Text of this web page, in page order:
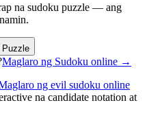
na sudoku puzzle — ang
Puzzle
Maglaro ng Sudoku online →
ng evil sudoku online
na candidate notation at